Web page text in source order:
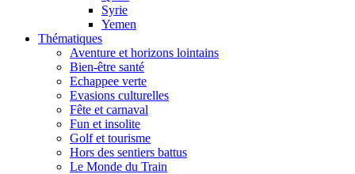
Syrie
Yemen
Thématiques
Aventure et horizons lointains
Bien-être santé
Echappee verte
Evasions culturelles
Fête et carnaval
Fun et insolite
Golf et tourisme
Hors des sentiers battus
Le Monde du Train